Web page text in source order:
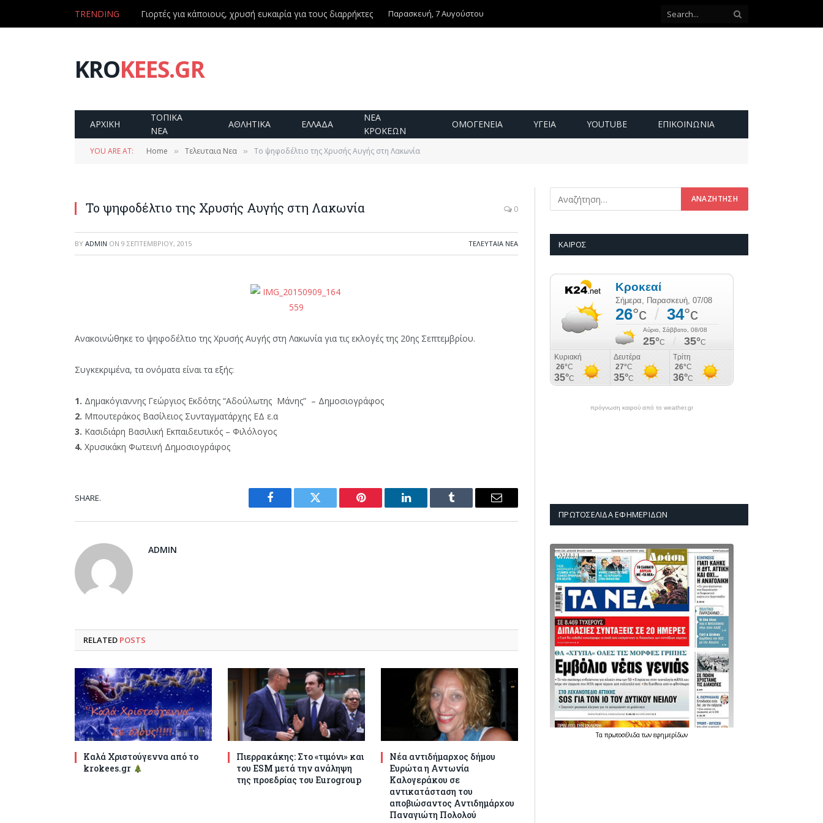
TRENDING Γιορτές για κάποιους, χρυσή ευκαιρία για τους διαρρήκτες Παρασκευή, 7 Αυγούστου
KROKEES.GR
ΑΡΧΙΚΗ
ΤΟΠΙΚΑ
ΝΕΑ
ΑΘΛΗΤΙΚΑ ΕΛΛΑΔΑ
ΝΕΑ
ΚΡΟΚΕΩΝ
ΟΜΟΓΕΝΕΙΑ ΥΓΕΙΑ YOUTUBE ΕΠΙΚΟΙΝΩΝΊΑ
YOU ARE AT: Home » Τελευταια Νεα » Το ψηφοδέλτιο της Χρυσής Αυγής στη Λακωνία
Το ψηφοδέλτιο της Χρυσής Αυγής στη Λακωνία 0
BY ADMIN ON 9 ΣΕΠΤΕΜΒΡΊΟΥ, 2015 ΤΕΛΕΥΤΑΙΑ ΝΕΑ
Ανακοινώθηκε το ψηφοδέλτιο της Χρυσής Αυγής στη Λακωνία για τις εκλογές της 20ης Σεπτεμβρίου.
Συγκεκριμένα, τα ονόματα είναι τα εξής:
1. Δημακόγιαννης Γεώργιος Εκδότης “Αδούλωτης Μάνης” – Δημοσιογράφος
2. Μπουτεράκος Βασίλειος Συνταγματάρχης ΕΔ ε.α
3. Κασιδιάρη Βασιλική Εκπαιδευτικός – Φιλόλογος
4. Χρυσικάκη Φωτεινή Δημοσιογράφος
SHARE.
Facebook Twitter Pinterest LinkedIn Tumblr Email
ADMIN
RELATED POSTS
Καλά Χριστούγεννα από το
krokees.gr
Πιερρακάκης: Στο «τιμόνι» και
του ESM μετά την ανάληψη
της προεδρίας του Eurogroup
Νέα αντιδήμαρχος δήμου
Ευρώτα η Αντωνία
Καλογεράκου σε
αντικατάσταση του
αποβιώσαντος Αντιδημάρχου
Παναγιώτη Πολολού
ΚΑΙΡΌΣ
πρόγνωση καιρού από το weather.gr
ΠΡΩΤΟΣΈΛΙΔΑ ΕΦΗΜΕΡΊΔΩΝ
Τα πρωτοσέλιδατων εφημερίδων